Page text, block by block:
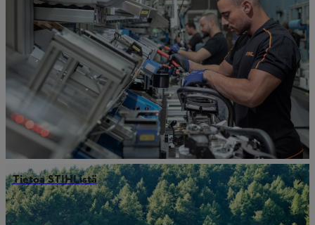
Tietoa STIHListä